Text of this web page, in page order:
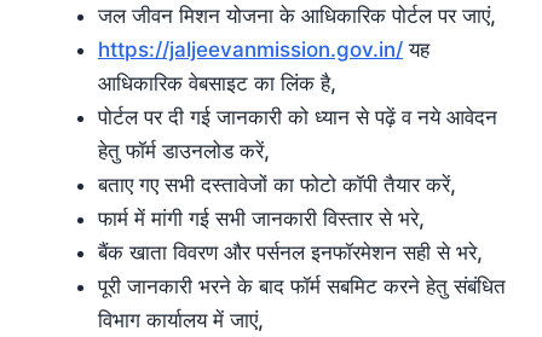
जल जीवन मिशन योजना के आधिकारिक पोर्टल पर जाएं,
https://jaljeevanmission.gov.in/ यह
आधिकारिक वेबसाइट का लिंक है,
पोर्टल पर दी गई जानकारी को ध्यान से पढ़ें व नये आवेदन
हेतु फॉर्म डाउनलोड करें,
बताए गए सभी दस्तावेजों का फोटो कॉपी तैयार करें,
फार्म में मांगी गई सभी जानकारी विस्तार से भरे,
बैंक खाता विवरण और पर्सनल इनफॉरमेशन सही से भरे,
पूरी जानकारी भरने के बाद फॉर्म सबमिट करने हेतु संबंधित
विभाग कार्यालय में जाएं,